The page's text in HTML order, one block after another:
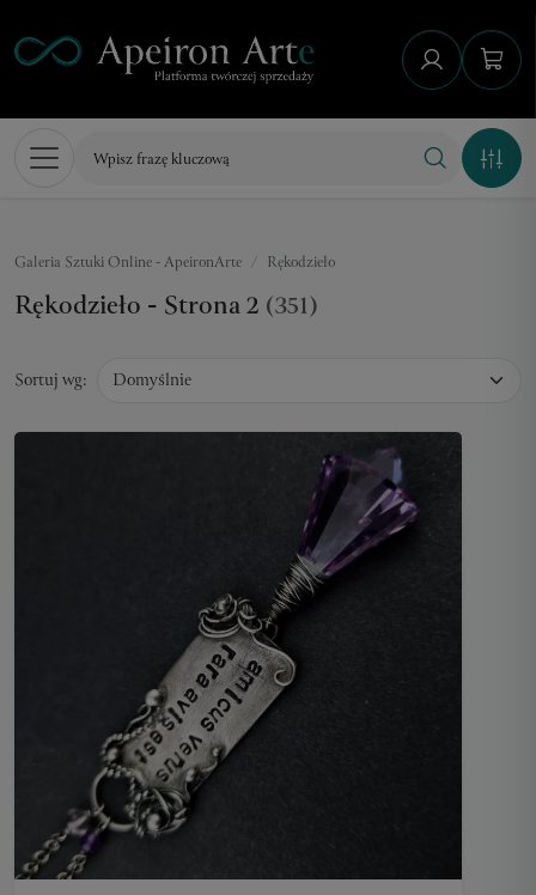
Galeria Sztuki Online - ApeironArte Rękodzieło
Rękodzieło - Strona 2 (351)
Sortuj wg: